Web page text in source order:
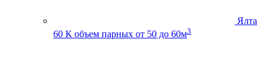
Ялта
60 К объем парных от 50 до 60м3